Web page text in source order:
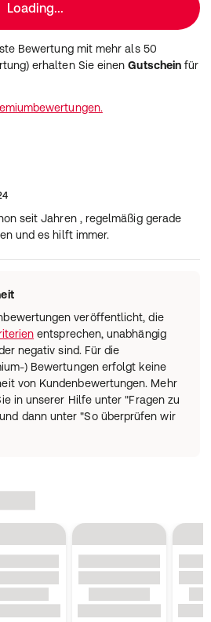
Loading...
Bewertung mit mehr als 50
erhalten Sie einenGutschein für
seit Jahren , regelmäßig gerade
und es hilft immer.
veröffentlicht, die
entsprechen, unabhängig
negativ sind. Für die
) Bewertungen erfolgt keine
von Kundenbewertungen. Mehr
in unserer Hilfe unter "Fragen zu
dann unter "So überprüfen wir